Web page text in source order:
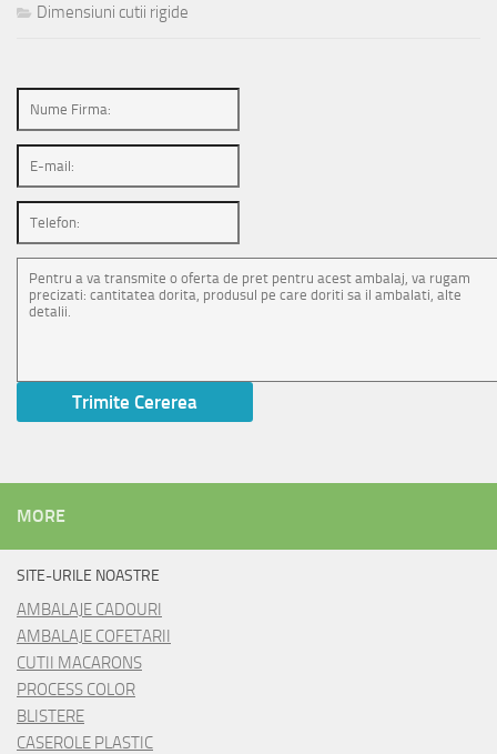
Dimensiuni cutii rigide
MORE
SITE-URILE NOASTRE
AMBALAJE CADOURI
AMBALAJE COFETARII
CUTII MACARONS
PROCESS COLOR
BLISTERE
CASEROLE PLASTIC